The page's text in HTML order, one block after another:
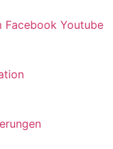
Facebook Youtube